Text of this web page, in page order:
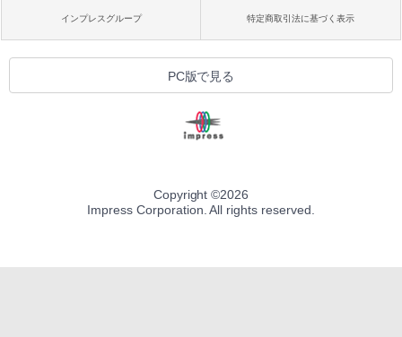
インプレスグループ 特定商取引法に基づく表示
PC版で見る
Copyright ©2026
Impress Corporation. All rights reserved.